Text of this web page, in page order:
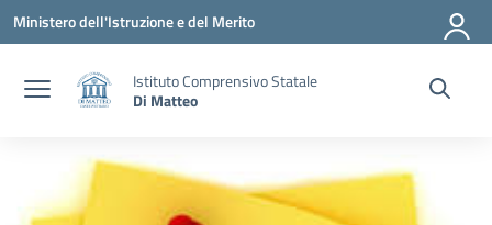
Vai ai contenuti
Vai al menu di navigazione
Vai al footer
Ministero dell'Istruzione e del Merito
Istituto Comprensivo Statale
Di Matteo